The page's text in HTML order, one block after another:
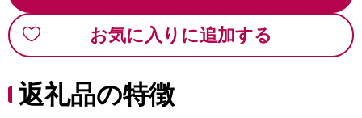
お気に入りに追加する
返礼品の特徴